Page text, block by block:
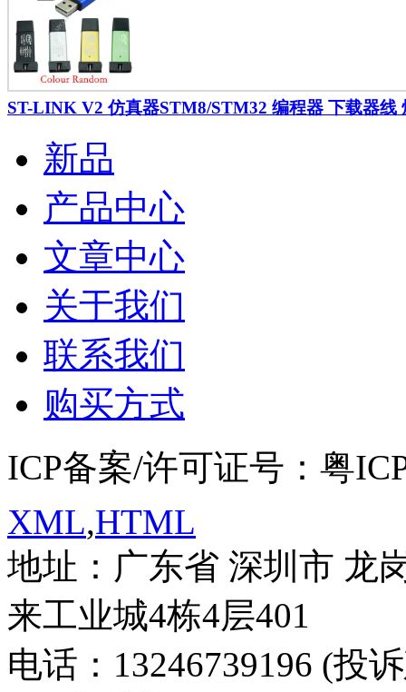
ST-LINK V2 仿真器STM8/STM32 编程器 下载器线
新品
产品中心
文章中心
关于我们
联系我们
购买方式
ICP备案/许可证号：粤
XML,HTML
地址：广东省 深圳市 龙
来工业城4栋4层401
电话：13246739196 (投